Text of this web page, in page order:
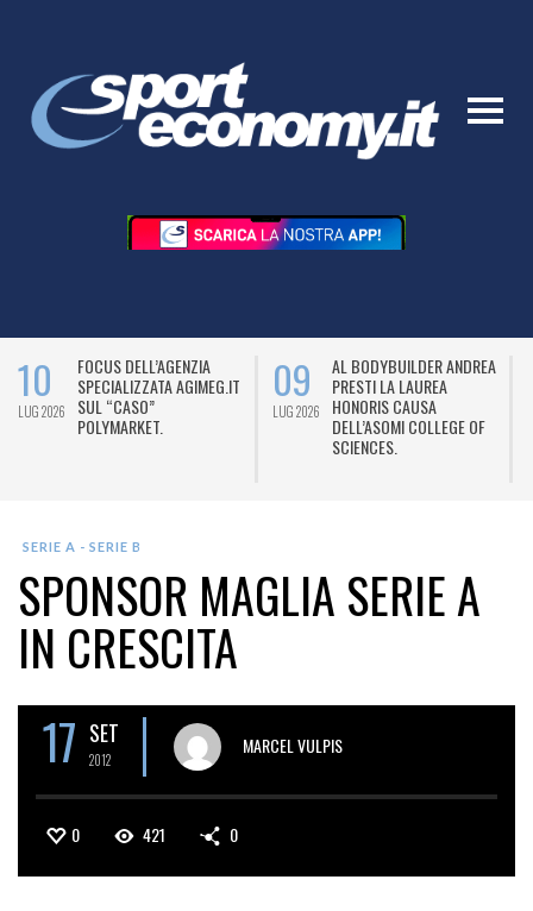
10
LUG 2026
FOCUS DELL’AGENZIA
SPECIALIZZATA AGIMEG.IT
SUL “CASO”
POLYMARKET.
09
LUG 2026
AL BODYBUILDER ANDREA
PRESTI LA LAUREA
HONORIS CAUSA
DELL’ASOMI COLLEGE OF
SCIENCES.
SERIE A - SERIE B
SPONSOR MAGLIA SERIE A
IN CRESCITA
17 SET
2012
MARCEL VULPIS
0 421 0